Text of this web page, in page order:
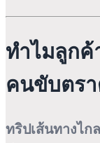
ทำไมลูกค้
คนขับตร
ทริปเส้นทางไก